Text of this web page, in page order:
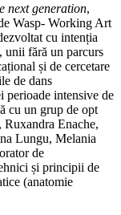
next generation,
Wasp- Working Art
cu intenția
unii fără un parcurs
și de cercetare
de dans
perioade intensive de
cu un grup de opt
Enache,
Lungu, Melania
de
și principii de
(anatomie